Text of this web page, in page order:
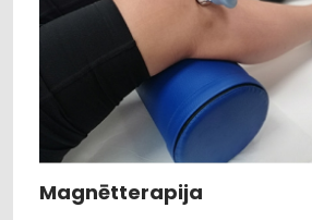
Magnētterapija